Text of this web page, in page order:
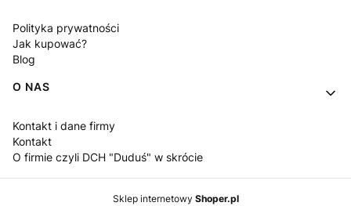
Polityka prywatności
Jak kupować?
Blog
O NAS
Kontakt i dane firmy
Kontakt
O firmie czyli DCH "Duduś" w skrócie
Sklep internetowy Shoper.pl